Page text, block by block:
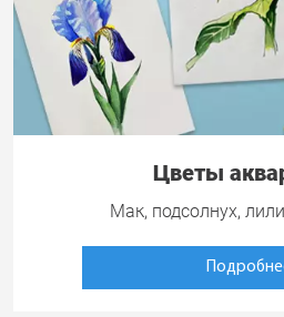
Цветы
Мак, подсолнух,